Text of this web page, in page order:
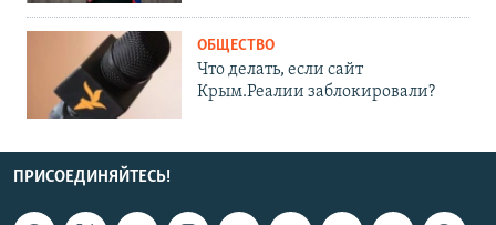
ОБЩЕСТВО
Что делать, если сайт
Крым.Реалии заблокировали?
ПРИСОЕДИНЯЙТЕСЬ!